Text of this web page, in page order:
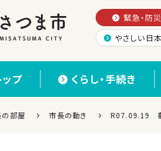
緊急・防災
やさしい日
プ くらし・手続き
の部屋 市長の動き R07.09.19 藤